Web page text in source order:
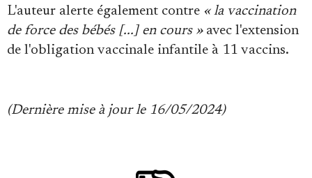
L'auteur alerte également contre « la vaccination
de force des bébés [...] en cours »avec l'extension
de l'obligation vaccinale infantile à 11 vaccins.
(Dernière mise à jour le 16/05/2024)